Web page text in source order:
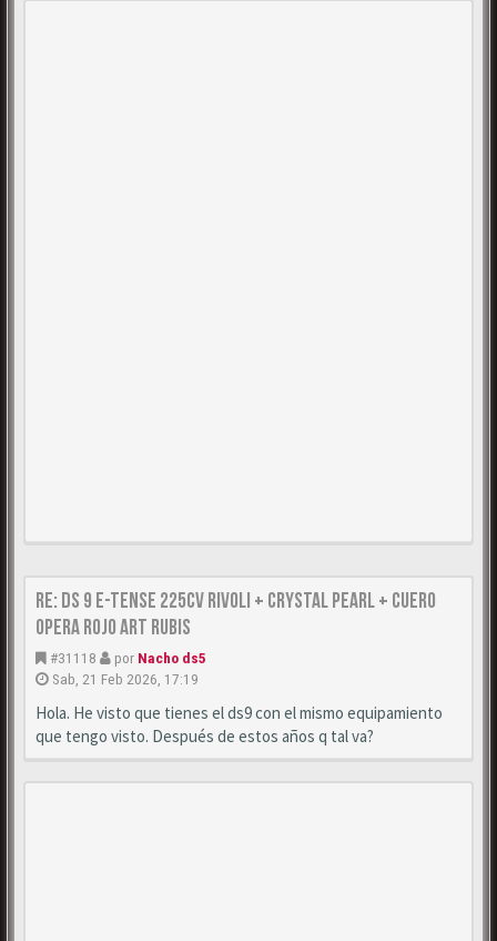
Re: DS 9 E-Tense 225cv Rivoli + Crystal Pearl + Cuero
Opera Rojo Art Rubis
#31118 por Nacho ds5
Sab, 21 Feb 2026, 17:19
Hola. He visto que tienes el ds9 con el mismo equipamiento
que tengo visto. Después de estos años q tal va?